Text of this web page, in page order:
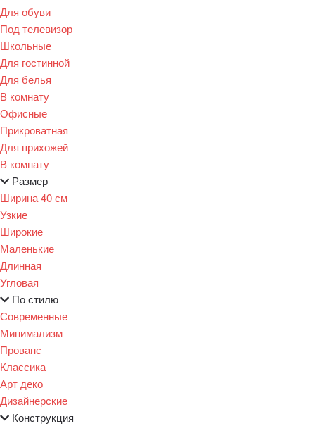
Для обуви
Под телевизор
Школьные
Для гостинной
Для белья
В комнату
Офисные
Прикроватная
Для прихожей
В комнату
Размер
Ширина 40 см
Узкие
Широкие
Маленькие
Длинная
Угловая
По стилю
Современные
Минимализм
Прованс
Классика
Арт деко
Дизайнерские
Конструкция